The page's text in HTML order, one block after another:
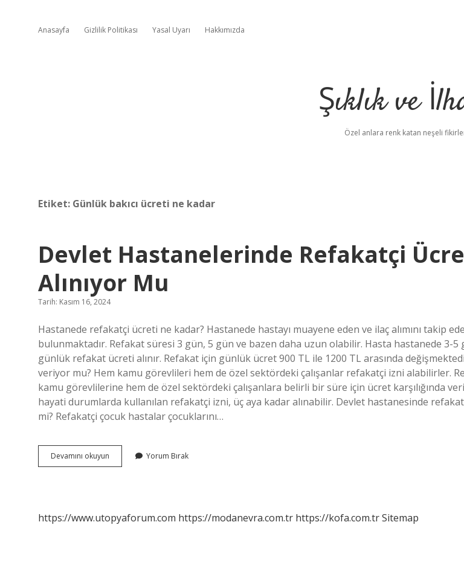
Anasayfa Gizlilik Politikası Yasal Uyarı Hakkımızda
Şıklık ve
Özel anlara renk katan neşeli
Etiket: Günlük bakıcı ücreti ne kadar
Devlet Hastanelerinde Refakatçi
Alınıyor Mu
Tarih: Kasım 16, 2024
Hastanede refakatçi ücreti ne kadar? Hastanede hastayı muayene eden ve ilaç alımını takip
bulunmaktadır. Refakat süresi 3 gün, 5 gün ve bazen daha uzun olabilir. Hasta hastanede 3-5
günlük refakat ücreti alınır. Refakat için günlük ücret 900 TL ile 1200 TL arasında
veriyor mu? Hem kamu görevlileri hem de özel sektördeki çalışanlar refakatçi izni alabilirler.
kamu görevlilerine hem de özel sektördeki çalışanlara belirli bir süre için ücret karşılığında
hayati durumlarda kullanılan refakatçi izni, üç aya kadar alınabilir. Devlet hastanesinde
mi? Refakatçi çocuk hastalar çocuklarını…
Devamını okuyun
Hastanelerinde
Yorum Bırak
https://www.utopyaforum.com https://modanevra.com.tr https://kofa.com.trSitemap